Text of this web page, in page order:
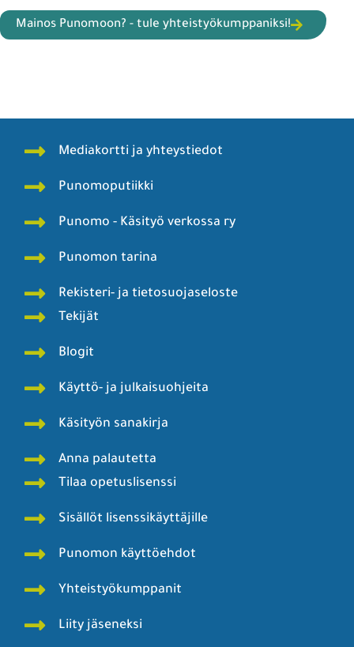
Mainos Punomoon? - tule yhteistyökumppaniksi!
Mediakortti ja yhteystiedot
Punomoputiikki
Punomo - Käsityö verkossa ry
Punomon tarina
Rekisteri- ja tietosuojaseloste
Tekijät
Blogit
Käyttö- ja julkaisuohjeita
Käsityön sanakirja
Anna palautetta
Tilaa opetuslisenssi
Sisällöt lisenssikäyttäjille
Punomon käyttöehdot
Yhteistyökumppanit
Liity jäseneksi